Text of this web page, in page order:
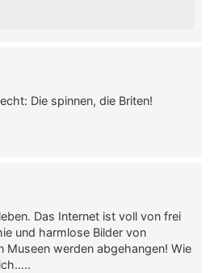
Die spinnen, die Briten!
Das Internet ist voll von frei
und harmlose Bilder von
Museen werden abgehangen! Wie